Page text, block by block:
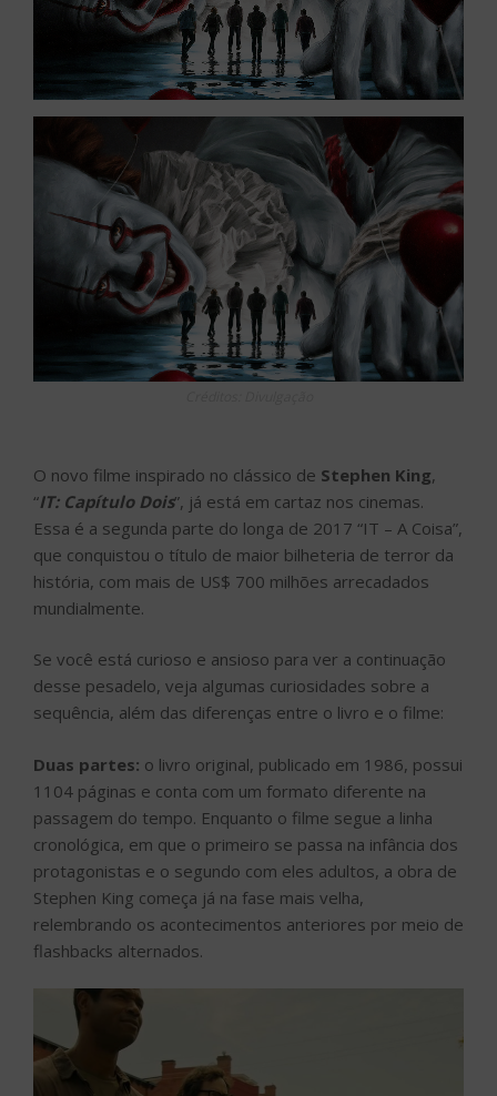
O novo filme inspirado no clássico de Stephen King,
“IT: Capítulo Dois”, já está em cartaz nos cinemas.
Essa é a segunda parte do longa de 2017 “IT – A Coisa”,
que conquistou o título de maior bilheteria de terror da
história, com mais de US$ 700 milhões arrecadados
mundialmente.
Se você está curioso e ansioso para ver a continuação
desse pesadelo, veja algumas curiosidades sobre a
sequência, além das diferenças entre o livro e o filme:
Duas partes: o livro original, publicado em 1986, possui
1104 páginas e conta com um formato diferente na
passagem do tempo. Enquanto o filme segue a linha
cronológica, em que o primeiro se passa na infância dos
protagonistas e o segundo com eles adultos, a obra de
Stephen King começa já na fase mais velha,
relembrando os acontecimentos anteriores por meio de
flashbacks alternados.